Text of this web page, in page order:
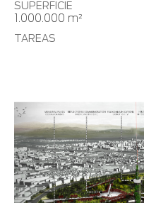
SUPERFICIE
1.000.000 m²
TAREAS